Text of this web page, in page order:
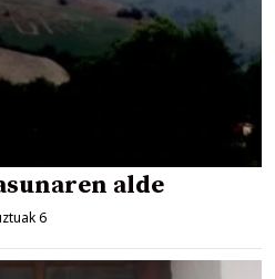
alde
6